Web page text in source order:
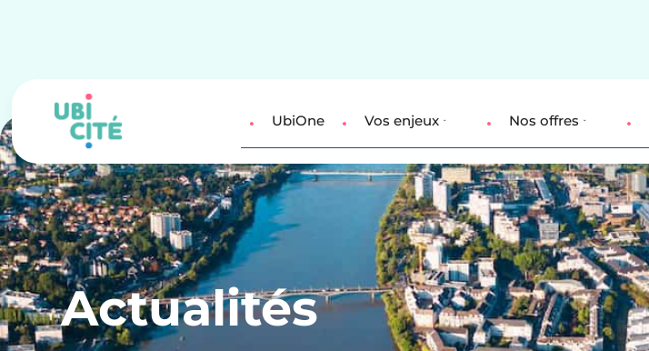
UbiOne Vos enjeux Nos offres
Actualités